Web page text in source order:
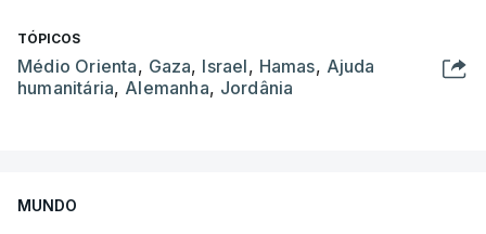
TÓPICOS
Médio Orienta, Gaza, Israel, Hamas, Ajuda
humanitária, Alemanha, Jordânia
MUNDO